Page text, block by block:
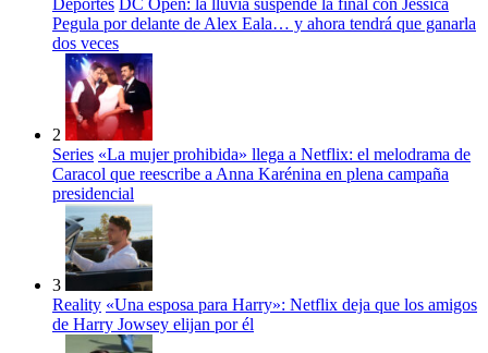
Pegula por delante de Alex Eala… y ahora tendrá que ganarla
dos veces
2
Series «La mujer prohibida» llega a Netflix: el melodrama de
Caracol que reescribe a Anna Karénina en plena campaña
presidencial
3
Reality «Una esposa para Harry»: Netflix deja que los amigos
de Harry Jowsey elijan por él